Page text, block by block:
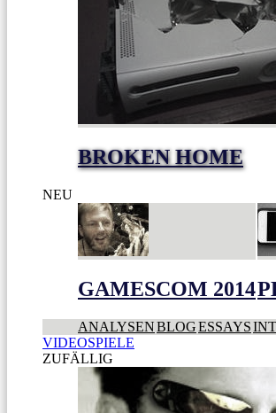
BROKEN HOME
NEU
GAMESCOM 2014
ANALYSENBLOGESSAYS
VIDEOSPIELE
ZUFÄLLIG